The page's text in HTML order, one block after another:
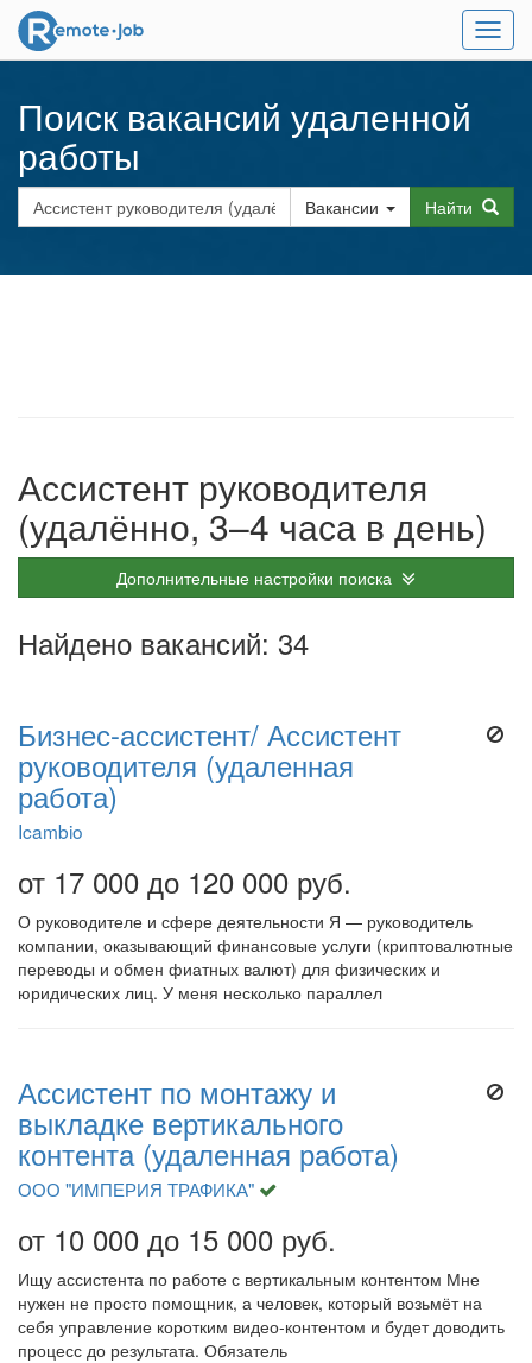
Меню
Поиск вакансий удаленной
работы
Вакансии Найти
Ассистент руководителя
(удалённо, 3–4 часа в день)
Дополнительные настройки поиска
Найдено вакансий: 34
Бизнес-ассистент/ Ассистент
руководителя (удаленная
работа)
Icambio
от 17 000 до 120 000 руб.
О руководителе и сфере деятельности Я — руководитель
компании, оказывающий финансовые услуги (криптовалютные
переводы и обмен фиатных валют) для физических и
юридических лиц. У меня несколько параллел
Ассистент по монтажу и
выкладке вертикального
контента (удаленная работа)
ООО "ИМПЕРИЯ ТРАФИКА"
от 10 000 до 15 000 руб.
Ищу ассистента по работе с вертикальным контентом Мне
нужен не просто помощник, а человек, который возьмёт на
себя управление коротким видео-контентом и будет доводить
процесс до результата. Обязатель